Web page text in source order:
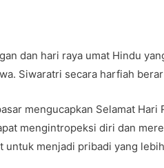
dan hari raya umat Hindu
Siwaratri secara harfiah
mengucapkan Selamat Hari
mengintropeksi diri dan
menjadi pribadi yang